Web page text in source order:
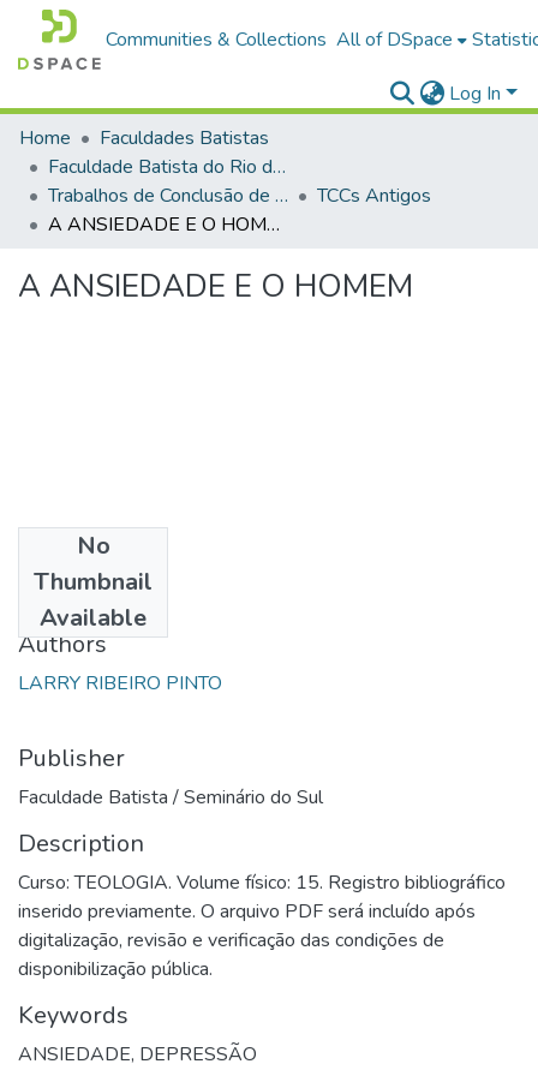
Communities & Collections All of DSpace
Log In
Home
Faculdades Batistas
Faculdade Batista do Rio de Janeiro (FABAT-RJ)
Trabalhos de Conclusão de Curso (TCC)
TCCs Antigos
A ANSIEDADE E O HOMEM
A ANSIEDADE E O HOMEM
No
Thumbnail
Available
1995
Authors
LARRY RIBEIRO PINTO
Publisher
Faculdade Batista / Seminário do Sul
Description
Curso: TEOLOGIA. Volume físico: 15. Registro bibliográfico
inserido previamente. O arquivo PDF será incluído após
digitalização, revisão e verificação das condições de
disponibilização pública.
Keywords
ANSIEDADE, DEPRESSÃO